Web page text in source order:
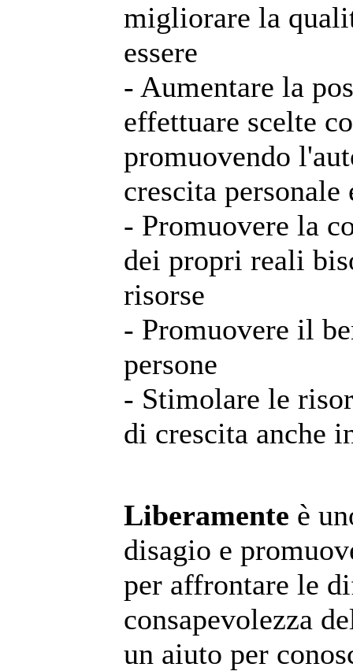
migliorare la
essere
- Aumentare la
effettuare scelte
promuovendo
crescita
- Promuovere la
dei propri reali
risorse
- Promuovere il
persone
- Stimolare le
di crescita anche
Liberamente è
disagio e
per affrontare le
consapevolezza
un aiuto per